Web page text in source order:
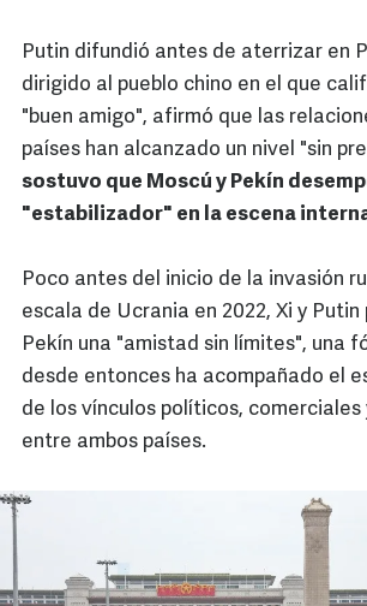
Putin difundió antes de aterrizar en
dirigido al pueblo chino en el que
"buen amigo", afirmó que las
países han alcanzado un nivel "sin
sostuvo que Moscú y Pekín
"estabilizador" en la escena
Poco antes del inicio de la invasión
escala de Ucrania en 2022, Xi y
Pekín una "amistad sin límites", una
desde entonces ha acompañado el
de los vínculos políticos,
entre ambos países.